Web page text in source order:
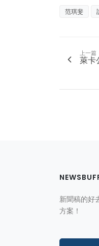
范琪斐
上一篇
萊卡
新聞稿的好
方案！